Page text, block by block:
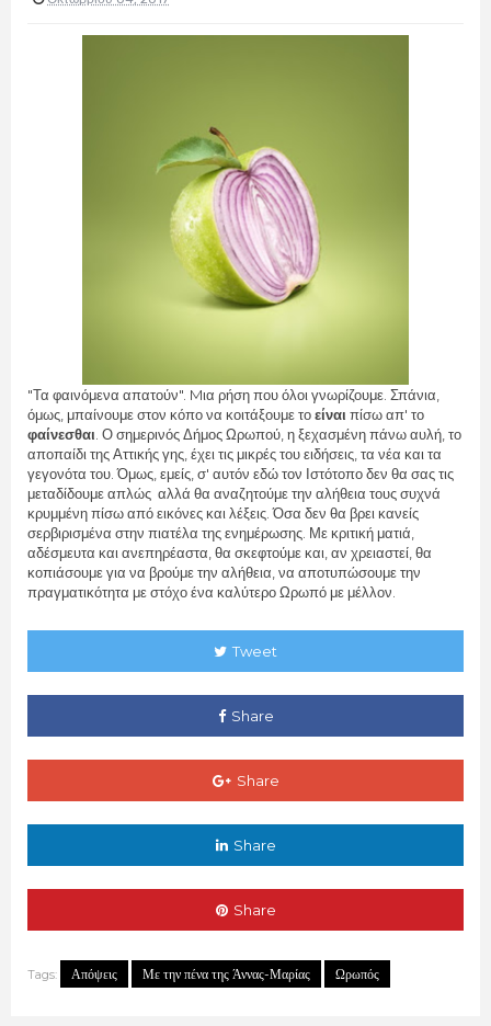
"Τα φαινόμενα απατούν". Mια ρήση που όλοι γνωρίζουμε. Σπάνια,
όμως, μπαίνουμε στον κόπο να κοιτάξουμε τοείναι πίσω απ' το
φαίνεσθαι . Ο σημερινός Δήμος Ωρωπού, η ξεχασμένη πάνω αυλή, το
αποπαίδι της Αττικής γης, έχει τις μικρές του ειδήσεις, τα νέα και τα
γεγονότα του. Όμως, εμείς, σ' αυτόν εδώ τον Ιστότοπο δεν θα σας τις
μεταδίδουμε απλώς αλλά θα αναζητούμε την αλήθεια τους συχνά
κρυμμένη πίσω από εικόνες και λέξεις. Όσα δεν θα βρει κανείς
σερβιρισμένα στην πιατέλα της ενημέρωσης. Με κριτική ματιά,
αδέσμευτα και ανεπηρέαστα, θα σκεφτούμε και, αν χρειαστεί, θα
κοπιάσουμε για να βρούμε την αλήθεια, να αποτυπώσουμε την
πραγματικότητα με στόχο ένα καλύτερο Ωρωπό με μέλλον.
Tweet
Share
Share
Share
Share
Tags: Απόψεις Με την πένα της Άννας-Μαρίας Ωρωπός